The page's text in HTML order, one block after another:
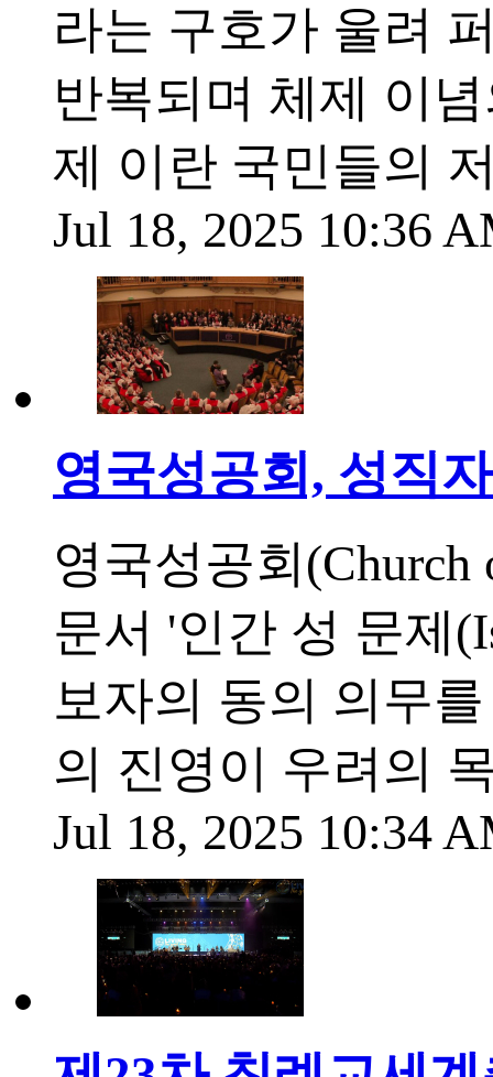
라는 구호가 울려
반복되며 체제 이
제 이란 국민들의
Jul 18, 2025 10:36
영국성공회, 성직
영국성공회
문서 '인간 성 문제
보자의 동의 의무
의 진영이 우려의
Jul 18, 2025 10:34